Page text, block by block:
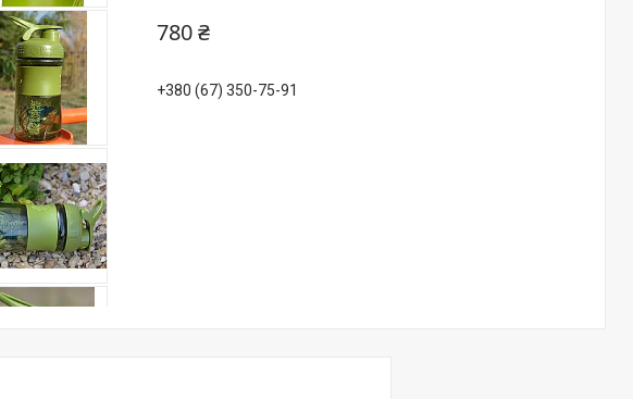
780 ₴
+380 (67) 350-75-91